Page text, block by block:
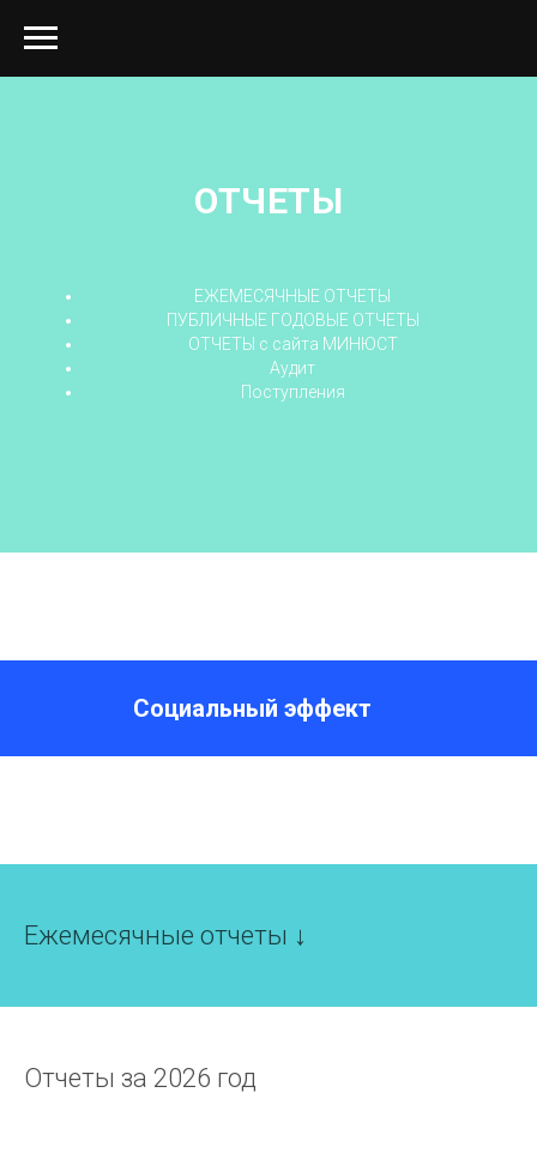
ОТЧЕТЫ
ЕЖЕМЕСЯЧНЫЕ ОТЧЕТЫ
ПУБЛИЧНЫЕ ГОДОВЫЕ ОТЧЕТЫ
ОТЧЕТЫ с сайта МИНЮСТ
Аудит
Поступления
Социальный эффект
Ежемесячные отчеты ↓
Отчеты за 2026 год